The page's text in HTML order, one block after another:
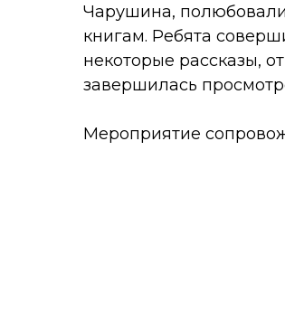
Чарушина,
книгам. Ребята
некоторые рассказы,
завершилась
Мероприятие